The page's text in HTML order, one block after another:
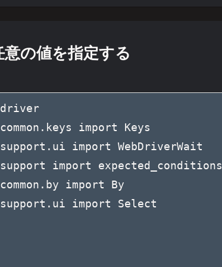
の値を指定する
import Keys
import WebDriverWait
import expected_conditions
import By
import Select